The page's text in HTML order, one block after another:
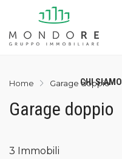
CHI SIAMO
Home Garage doppio
Garage doppio
3 Immobili